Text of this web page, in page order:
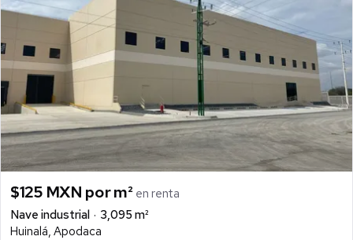
$125 MXN por m² en renta
Nave industrial
3,095 m²
Huinalá, Apodaca